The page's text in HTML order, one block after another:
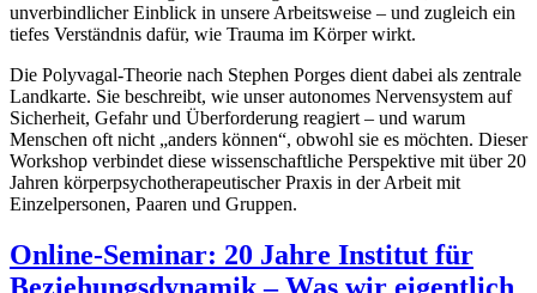
unverbindlicher Einblick in unsere Arbeitsweise – und zugleich ein
tiefes Verständnis dafür, wie Trauma im Körper wirkt.
Die Polyvagal-Theorie nach Stephen Porges dient dabei als zentrale
Landkarte. Sie beschreibt, wie unser autonomes Nervensystem auf
Sicherheit, Gefahr und Überforderung reagiert – und warum
Menschen oft nicht „anders können“, obwohl sie es möchten. Dieser
Workshop verbindet diese wissenschaftliche Perspektive mit über 20
Jahren körperpsychotherapeutischer Praxis in der Arbeit mit
Einzelpersonen, Paaren und Gruppen.
Online-Seminar: 20 Jahre Institut für